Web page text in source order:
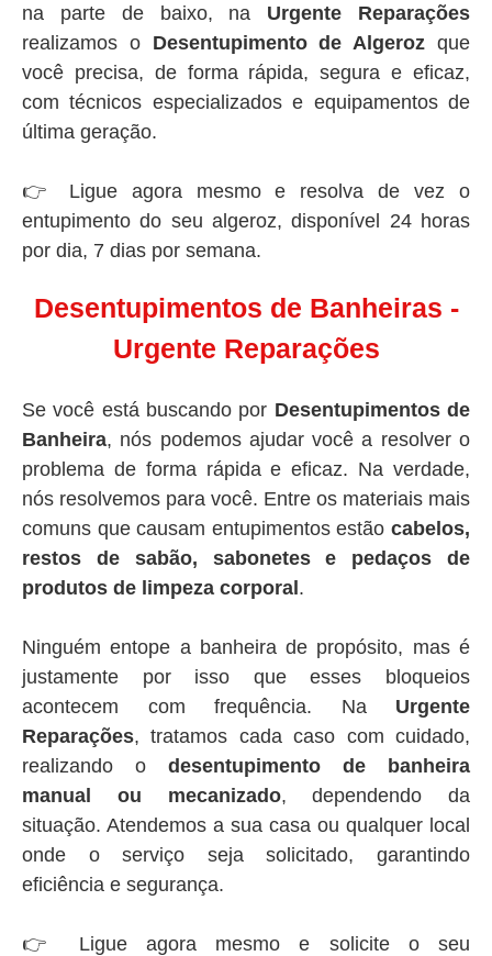
na parte de baixo, na Urgente Reparações
realizamos o Desentupimento de Algeroz que
você precisa, de forma rápida, segura e eficaz,
com técnicos especializados e equipamentos de
última geração.
👉 Ligue agora mesmo e resolva de vez o
entupimento do seu algeroz, disponível 24 horas
por dia, 7 dias por semana.
Desentupimentos de Banheiras -
Urgente Reparações
Se você está buscando por Desentupimentos de
Banheira, nós podemos ajudar você a resolver o
problema de forma rápida e eficaz. Na verdade,
nós resolvemos para você. Entre os materiais mais
comuns que causam entupimentos estão cabelos,
restos de sabão, sabonetes e pedaços de
produtos de limpeza corporal.
Ninguém entope a banheira de propósito, mas é
justamente por isso que esses bloqueios
acontecem com frequência. Na Urgente
Reparações, tratamos cada caso com cuidado,
realizando o desentupimento de banheira
manual ou mecanizado, dependendo da
situação. Atendemos a sua casa ou qualquer local
onde o serviço seja solicitado, garantindo
eficiência e segurança.
👉 Ligue agora mesmo e solicite o seu